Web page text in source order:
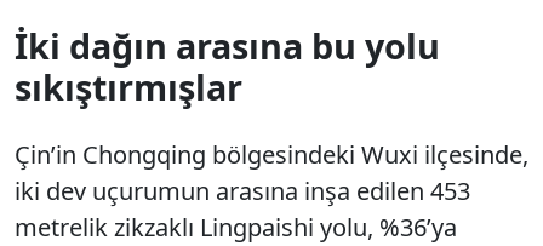
İki dağın arasına bu yolu
sıkıştırmışlar
Çin’in Chongqing bölgesindeki Wuxi ilçesinde,
iki dev uçurumun arasına inşa edilen 453
metrelik zikzaklı Lingpaishi yolu, %36’ya